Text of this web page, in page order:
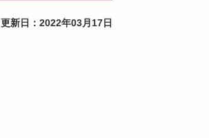
更新日： 2022年03月17日